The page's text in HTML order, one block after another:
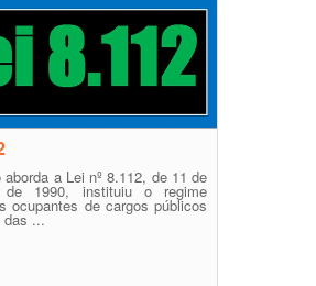
a Lei nº 8.112, de 11 de
de 1990, instituiu o regime
ocupantes de cargos públicos
das ...